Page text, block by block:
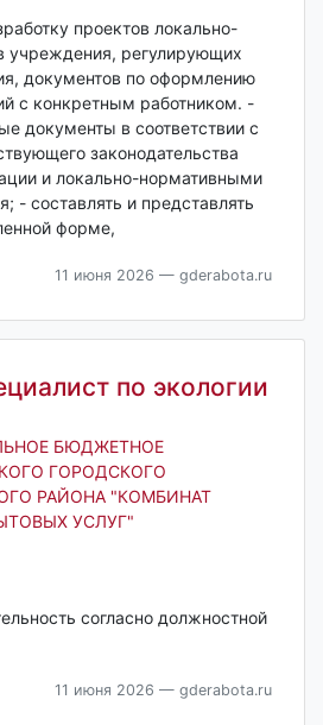
проектов локально-
учреждения, регулирующих
документов по оформлению
с конкретным работником. -
документы в соответствии с
законодательства
и локально-нормативными
- составлять и представлять
форме,
11 июня 2026 — gderabota.ru
по экологии
БЮДЖЕТНОЕ
ГОРОДСКОГО
РАЙОНА "КОМБИНАТ
УСЛУГ"
согласно должностной
11 июня 2026 — gderabota.ru